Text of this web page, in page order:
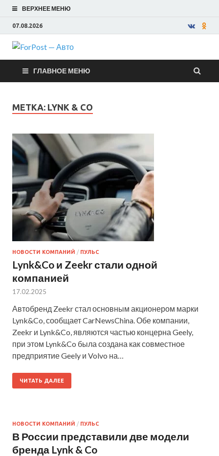
ВЕРХНЕЕ МЕНЮ
07.08.2026
ForPost —
Авто
ГЛАВНОЕ МЕНЮ
МЕТКА: LYNK & CO
НОВОСТИ КОМПАНИЙ / ПУЛЬС
Lynk&Co и Zeekr стали одной
компанией
17.02.2025
Автобренд Zeekr стал основным акционером марки
Lynk&Co, сообщает CarNewsChina. Обе компании,
Zeekr и Lynk&Co, являются частью концерна Geely,
при этом Lynk&Co была создана как совместное
предприятие Geely и Volvo на…
ЧИТАТЬ ДАЛЕЕ
НОВОСТИ КОМПАНИЙ / ПУЛЬС
В России представили две модели
бренда Lynk & Co